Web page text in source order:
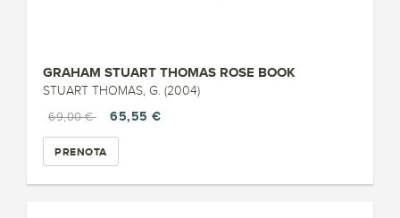
GRAHAM STUART THOMAS ROSE BOOK
STUART THOMAS, G. (2004)
69,00 €
65,55 €
PRENOTA